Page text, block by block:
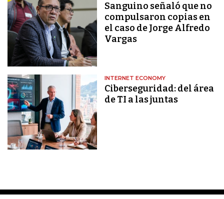
Sanguino señaló que no
compulsaron copias en
el caso de Jorge Alfredo
Vargas
INTERNET ECONOMY
Ciberseguridad: del área
de TI a las juntas